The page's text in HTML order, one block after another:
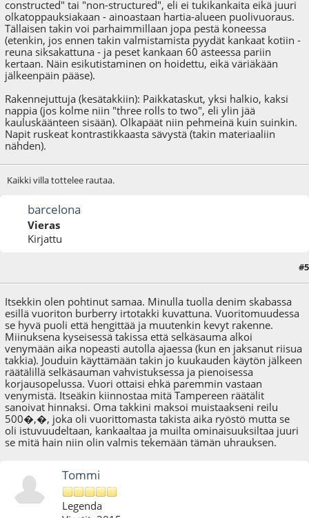
constructed" tai "non-structured", eli ei tukikankaita eikä juuri
olkatoppauksiakaan - ainoastaan hartia-alueen puolivuoraus.
Tällaisen takin voi parhaimmillaan jopa pestä koneessa
(etenkin, jos ennen takin valmistamista pyydät kankaat kotiin -
reuna siksakattuna - ja peset kankaan 60 asteessa pariin
kertaan. Näin esikutistaminen on hoidettu, eikä väriäkään
jälkeenpäin pääse).
Rakennejuttuja (kesätakkiin): Paikkataskut, yksi halkio, kaksi
nappia (jos kolme niin "three rolls to two", eli ylin jää
kauluskäänteen sisään). Olkapäät niin pehmeinä kuin suinkin.
Napit ruskeat kontrastikkaasta sävystä (takin materiaaliin
nähden).
Kaikki villa tottelee rautaa.
barcelona
Vieras
Kirjattu
#5
Itsekkin olen pohtinut samaa. Minulla tuolla denim skabassa
esillä vuoriton burberry irtotakki kuvattuna. Vuoritomuudessa
se hyvä puoli että hengittää ja muutenkin kevyt rakenne.
Miinuksena kyseisessä takissa että selkäsauma alkoi
venymään aika nopeasti autolla ajaessa (kun en jaksanut riisua
takkia). Jouduin käyttämään takin jo kuukauden käytön jälkeen
räätälillä selkäsauman vahvistuksessa ja pienoisessa
korjausopelussa. Vuori ottaisi ehkä paremmin vastaan
venymistä. Itseäkin kiinnostaa mitä Tampereen räätälit
sanoivat hinnaksi. Oma takkini maksoi muistaakseni reilu
500�,�, joka oli vuorittomasta takista aika ryöstö mutta se
oli istuvuudeltaan, kankaaltaa ja muilta ominaisuuksiltaa juuri
se mitä hain niin olin valmis tekemään tämän uhrauksen.
Tommi
Legenda